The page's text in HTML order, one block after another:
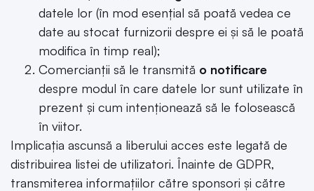
datele lor (în mod esențial să poată vedea ce
date au stocat furnizorii despre ei și să le poată
modifica în timp real);
Comercianții să le transmită o notificare
despre modul în care datele lor sunt utilizate în
prezent și cum intenționează să le folosească
în viitor.
Implicația ascunsă a liberului acces este legată de
distribuirea listei de utilizatori. Înainte de GDPR,
transmiterea informațiilor către sponsori și către